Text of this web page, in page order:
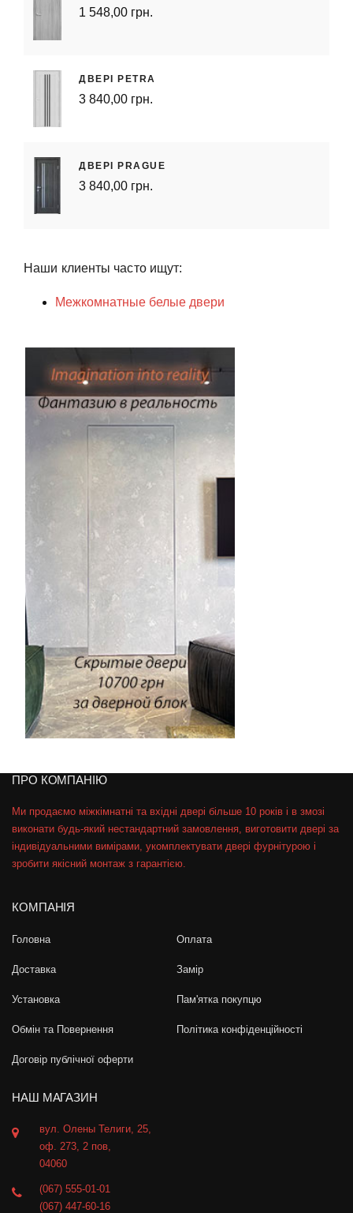
1 548,00 грн.
ДВЕРІ PETRA
3 840,00 грн.
ДВЕРІ PRAGUE
3 840,00 грн.
Наши клиенты часто ищут:
Межкомнатные белые двери
ПРО КОМПАНІЮ
Ми продаємо міжкімнатні та вхідні двері більше 10 років і в змозі
виконати будь-який нестандартний замовлення, виготовити двері за
індивідуальними вимірами, укомплектувати двері фурнітурою і
зробити якісний монтаж з гарантією.
КОМПАНІЯ
Головна Оплата
Доставка Замір
Установка Пам'ятка покупцю
Обмін та Повернення Політика конфіденційності
Договір публічної оферти
НАШ МАГАЗИН
вул. Олены Телиги, 25,
оф. 273, 2 пов,
04060
(067) 555-01-01
(067) 447-60-16